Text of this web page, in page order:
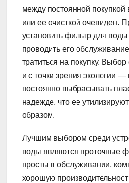
между постоянной покупкой
или ее очисткой очевиден.
установить фильтр для воды
проводить его
тратиться на покупку.
и с точки зрения экологии —
постоянно выбрасывать
надежде, что ее
образом.
Лучшим выбором среди
воды являются проточные
просты в обслуживании,
хорошую